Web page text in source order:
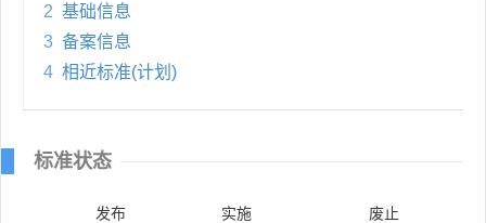
2 基础信息
3 备案信息
4 相近标准(计划)
标准状态
发布 实施 废止